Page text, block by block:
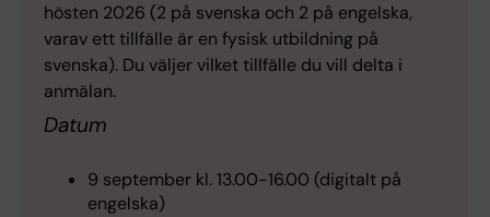
hösten 2026 (2 på svenska och 2 på engelska,
varav ett tillfälle är en fysisk utbildning på
svenska). Du väljer vilket tillfälle du vill delta i
anmälan.
Datum
9 september kl. 13.00-16.00 (digitalt på
engelska)